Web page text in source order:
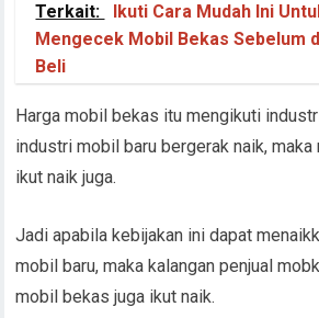
Terkait:
Ikuti Cara Mudah Ini
Mengecek Mobil Bekas Sebelum
Beli
Harga mobil bekas itu mengikuti
industri mobil baru bergerak naik,
ikut naik juga.
Jadi apabila kebijakan ini dapat
mobil baru, maka kalangan penjual
mobil bekas juga ikut naik.